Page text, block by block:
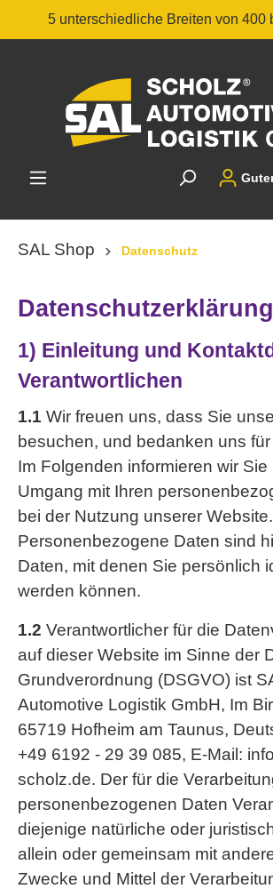
5 unterschiedliche Breiten von 400
SAL Shop Datenschutz
Datenschutzerklärung
1) Einleitung und
Verantwortlichen
1.1 Wir freuen uns, dass Sie
besuchen, und bedanken uns
Im Folgenden informieren wir Sie
Umgang mit Ihren
bei der Nutzung unserer Website.
Personenbezogene Daten sind
Daten, mit denen Sie persönlich
werden können.
1.2 Verantwortlicher für die
auf dieser Website im Sinne der
Grundverordnung (DSGVO) ist
Automotive Logistik GmbH, Im
65719 Hofheim am Taunus,
+49 6192 - 29 39 085, E-Mail:
scholz.de. Der für die
personenbezogenen Daten
diejenige natürliche oder
allein oder gemeinsam mit
Zwecke und Mittel der